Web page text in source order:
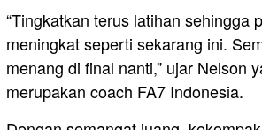
“Tingkatkan terus latihan sehingga
meningkat seperti sekarang ini.
menang di final nanti,” ujar Nelson
merupakan coach FA7 Indonesia.